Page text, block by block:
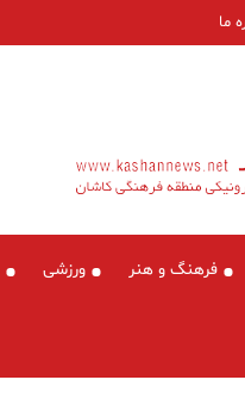
ما
فرهنگ و هنر ورزشی